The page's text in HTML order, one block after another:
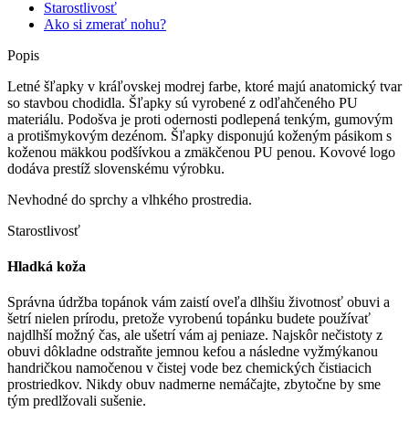
Starostlivosť
Ako si zmerať nohu?
Popis
Letné šľapky v kráľovskej modrej farbe, ktoré majú anatomický tvar
so stavbou chodidla. Šľapky sú vyrobené z odľahčeného PU
materiálu. Podošva je proti odernosti podlepená tenkým, gumovým
a protišmykovým dezénom. Šľapky disponujú koženým pásikom s
koženou mäkkou podšívkou a zmäkčenou PU penou. Kovové logo
dodáva prestíž slovenskému výrobku.
Nevhodné do sprchy a vlhkého prostredia.
Starostlivosť
Hladká koža
Správna údržba topánok vám zaistí oveľa dlhšiu životnosť obuvi a
šetrí nielen prírodu, pretože vyrobenú topánku budete používať
najdlhší možný čas, ale ušetrí vám aj peniaze. Najskôr nečistoty z
obuvi dôkladne odstraňte jemnou kefou a následne vyžmýkanou
handričkou namočenou v čistej vode bez chemických čistiacich
prostriedkov. Nikdy obuv nadmerne nemáčajte, zbytočne by sme
tým predlžovali sušenie.